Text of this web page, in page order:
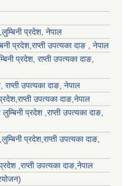
प्रदेश, नेपाल
प्रदेश,राप्ती उपत्यका दाङ , नेपाल
प्रदेश, राप्ती उपत्यका दाङ,
, राप्ती उपत्यका दाङ, नेपाल
,राप्ती उपत्यका दाङ,नेपाल
लुम्बिनी प्रदेश ,राप्ती उपत्यका दाङ,
लुम्बिनी प्रदेश,राप्ती उपत्यका दाङ,
,राप्ती उपत्यका दाङ,नेपाल